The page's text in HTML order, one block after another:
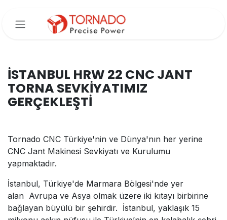
İSTANBUL HRW 22 CNC JANT
TORNA SEVKİYATIMIZ
GERÇEKLEŞTİ
Tornado CNC Türkiye'nin ve Dünya'nın her yerine
CNC Jant Makinesi Sevkiyatı ve Kurulumu
yapmaktadır.
İstanbul, Türkiye'de Marmara Bölgesi'nde yer
alan Avrupa ve Asya olmak üzere iki kıtayı birbirine
bağlayan büyülü bir şehirdir. İstanbul, yaklaşık 15